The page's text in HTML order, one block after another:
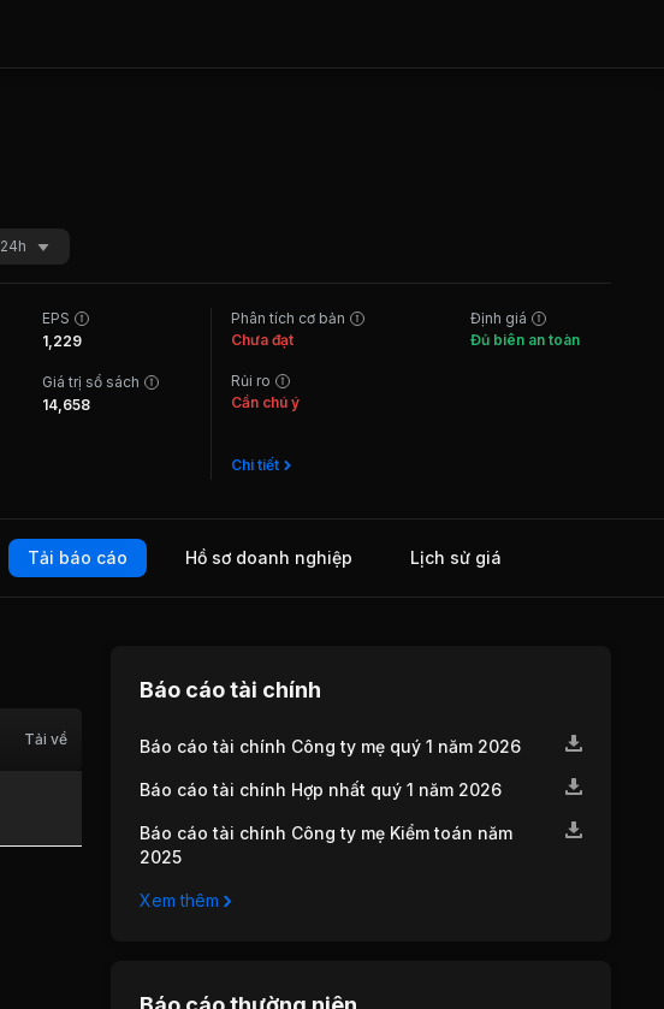
24h
EPS
1,229
Giá trị sổ sách
14,658
Phân tích cơ bản
Chưa đạt
Rủi ro
Cần chú ý
Chi tiết
Định giá
Đủ biên an toàn
Tải báo cáo Hồ sơ doanh nghiệp Lịch sử giá
Tải về
Báo cáo tài chính
Báo cáo tài chính Công ty mẹ quý 1 năm 2026
Báo cáo tài chính Hợp nhất quý 1 năm 2026
Báo cáo tài chính Công ty mẹ Kiểm toán năm
2025
Xem thêm